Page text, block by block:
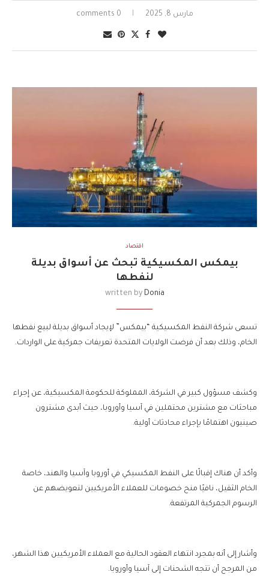
مارس 8, 2025 0 comments
اقتصاد
بيمكس المكسيكية تبحث عن أسواق بديلة
لنفطها
written by Donia
تسعى شركة النفط المكسيكية “بيمكس” لإيجاد أسواق بديلة لبيع نفطها
الخام، وذلك بعد أن فرضت الولايات المتحدة تعريفات جمركية على الواردات.
وكشف مسؤول كبير في الشركة، المملوكة للحكومة المكسيكية، عن إجراء
مباحثات مع مشترين محتملين في آسيا وأوروبا، حيث أبدى مشترون
صينيون اهتمامًا بإجراء محادثات أولية.
وأكد أن هناك إقبالًا على النفط المكسيكي في أوروبا وآسيا والهند، خاصة
الخام الثقيل، نافيًا منح خصومات للعملاء الأمريكيين لتعويضهم عن
الرسوم الجمركية المرتفعة.
وأشار إلى أنه بمجرد انتهاء العقود الحالية مع العملاء الأمريكيين هذا الشهر،
من المرجح أن تتجه الشحنات إلى آسيا وأوروبا.